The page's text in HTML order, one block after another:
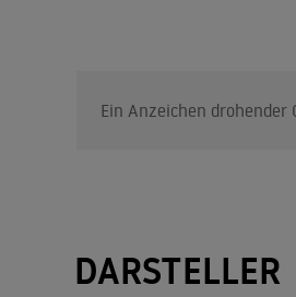
Ein Anzeichen
DARSTELLER